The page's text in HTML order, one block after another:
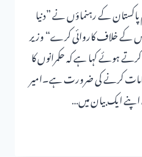
کے رہنماؤں نے ”دنیا
کے خلاف کاروائی کرے“ وزیر
ہوئے کہا ہے کہ حکمرانوں کا
کرنے کی ضرورت ہے۔امیر
ایک بیان میں…